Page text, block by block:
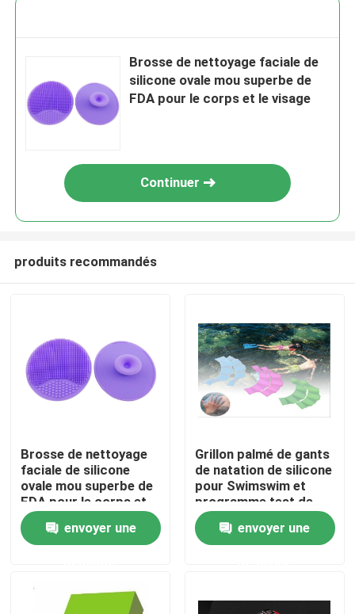
Maison
À propos de nous
Brosse de nettoyage faciale de
silicone ovale mou superbe de
FDA pour le corps et le visage
Continuer
produits recommandés
Brosse de nettoyage
faciale de silicone
ovale mou superbe de
FDA pour le corps et
le visage
envoyer une
Grillon palmé de gants
de natation de silicone
pour Swimswim et
programme test de
natation
envoyer une